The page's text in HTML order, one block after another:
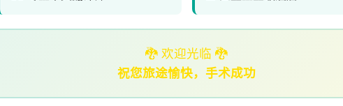
🐉 欢迎光临 🐉
祝您旅途愉快，手术成功